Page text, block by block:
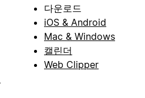
다운로드
iOS & Android
Mac & Windows
캘린더
Web Clipper